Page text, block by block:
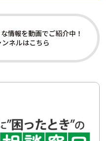
情報を動画でご紹介中！
ネルはこちら